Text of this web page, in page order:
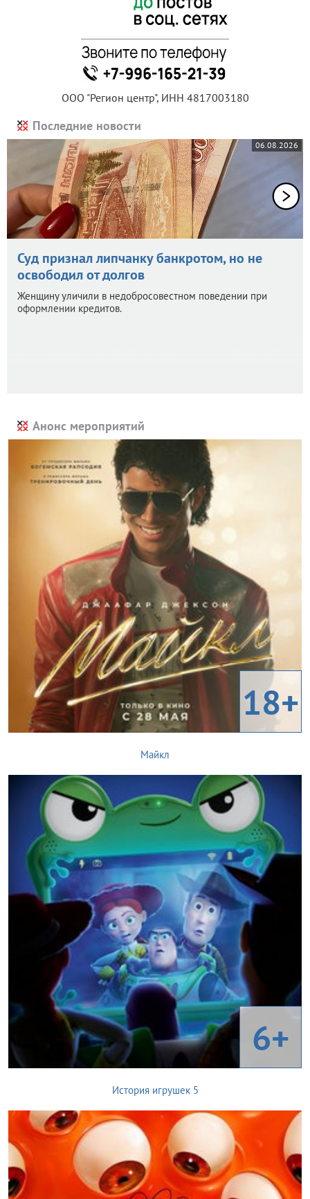
ООО "Регион центр", ИНН 4817003180
Последние новости
06.08.2026
Суд признал липчанку банкротом, но не
освободил от долгов
Женщину уличили в недобросовестном поведении при
оформлении кредитов.
Анонс мероприятий
18+
Майкл
6+
История игрушек 5